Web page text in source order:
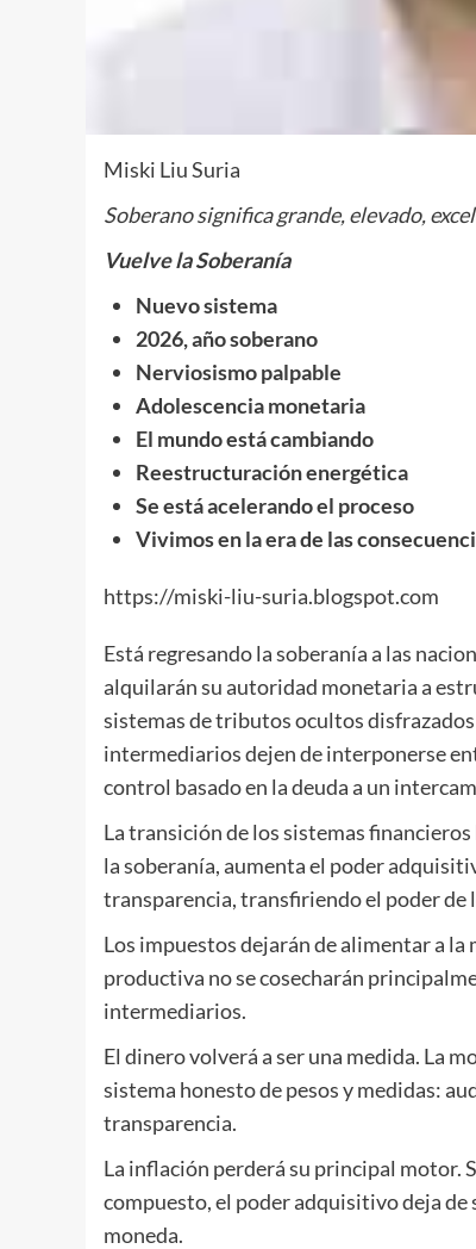
Miski Liu Suria
Soberano significa grande, elevado,
Vuelve la Soberanía
Nuevo sistema
2026, año soberano
Nerviosismo palpable
Adolescencia monetaria
El mundo está cambiando
Reestructuración energética
Se está acelerando el proceso
Vivimos en la era de las
https://miski-liu-suria.blogspot.com
Está regresando la soberanía a las
alquilarán su autoridad monetaria a
sistemas de tributos ocultos
intermediarios dejen de interponerse
control basado en la deuda a un
La transición de los sistemas
la soberanía, aumenta el poder
transparencia, transfiriendo el poder de
Los impuestos dejarán de alimentar a la
productiva no se cosecharán
intermediarios.
El dinero volverá a ser una medida. La
sistema honesto de pesos y medidas:
transparencia.
La inflación perderá su principal motor.
compuesto, el poder adquisitivo deja de
moneda.